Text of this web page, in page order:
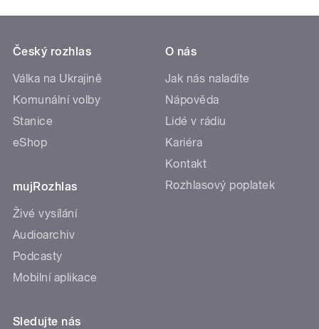
Český rozhlas
Válka na Ukrajině
Komunální volby
Stanice
eShop
mujRozhlas
Živé vysílání
Audioarchiv
Podcasty
Mobilní aplikace
O nás
Jak nás naladíte
Nápověda
Lidé v rádiu
Kariéra
Kontakt
Rozhlasový poplatek
Sledujte nás